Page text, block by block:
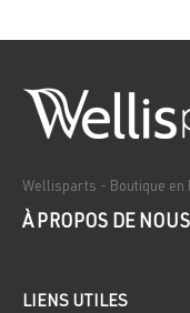
Wellisparts - Boutique en
À PROPOS DE NOUS
LIENS UTILES